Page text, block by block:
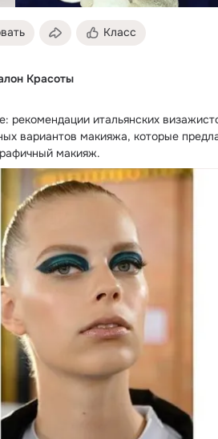
Класс
Красоты
рекомендации итальянских
вариантов макияжа, которые
макияж.